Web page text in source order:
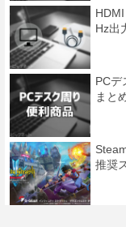
Hz出
PCデ
まと
推奨